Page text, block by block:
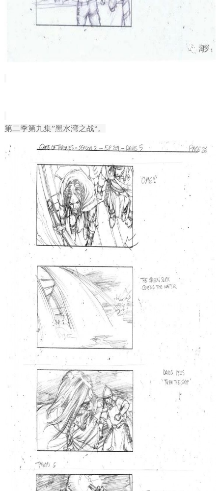
第二季第九集”黑水湾之战“。